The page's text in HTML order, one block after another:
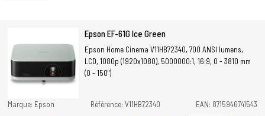
Epson EF-61G Ice Green
Epson Home Cinema V11HB72340, 700 ANSI lumens,
LCD, 1080p (1920x1080), 5000000:1, 16:9, 0 - 3810 mm
(0 - 150")
Marque: Epson Référence: V11HB72340
EAN: 8715946741543